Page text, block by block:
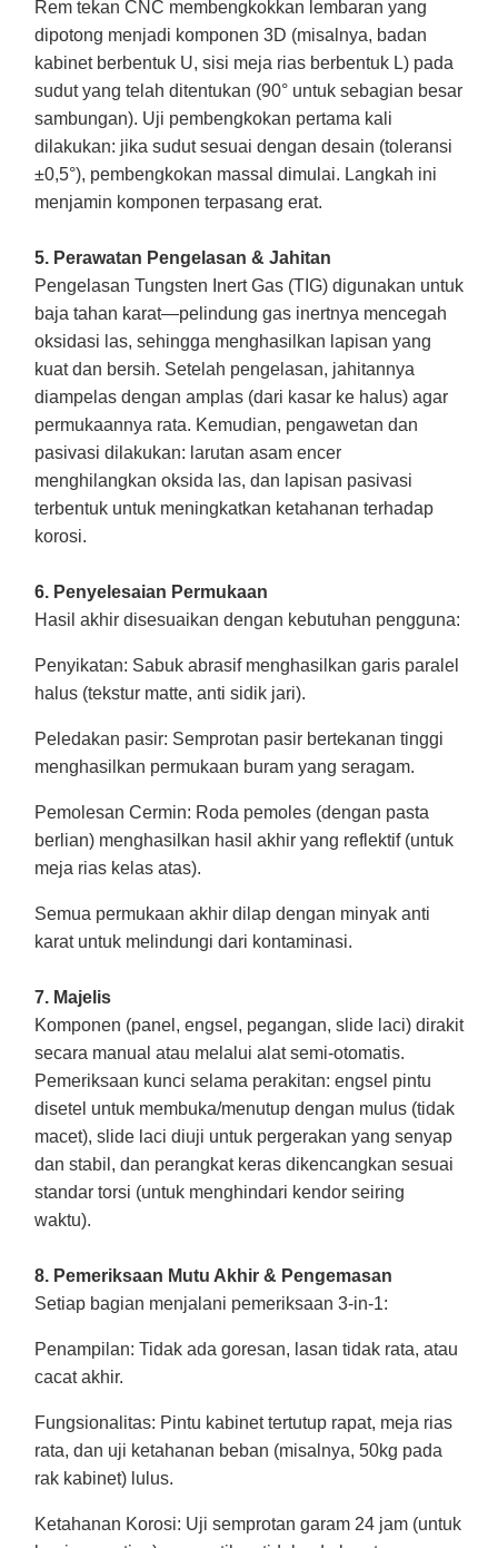
Rem tekan CNC membengkokkan lembaran yang
dipotong menjadi komponen 3D (misalnya, badan
kabinet berbentuk U, sisi meja rias berbentuk L) pada
sudut yang telah ditentukan (90° untuk sebagian besar
sambungan). Uji pembengkokan pertama kali
dilakukan: jika sudut sesuai dengan desain (toleransi
±0,5°), pembengkokan massal dimulai. Langkah ini
menjamin komponen terpasang erat.
5. Perawatan Pengelasan & Jahitan
Pengelasan Tungsten Inert Gas (TIG) digunakan untuk
baja tahan karat—pelindung gas inertnya mencegah
oksidasi las, sehingga menghasilkan lapisan yang
kuat dan bersih. Setelah pengelasan, jahitannya
diampelas dengan amplas (dari kasar ke halus) agar
permukaannya rata. Kemudian, pengawetan dan
pasivasi dilakukan: larutan asam encer
menghilangkan oksida las, dan lapisan pasivasi
terbentuk untuk meningkatkan ketahanan terhadap
korosi.
6. Penyelesaian Permukaan
Hasil akhir disesuaikan dengan kebutuhan pengguna:
Penyikatan: Sabuk abrasif menghasilkan garis paralel
halus (tekstur matte, anti sidik jari).
Peledakan pasir: Semprotan pasir bertekanan tinggi
menghasilkan permukaan buram yang seragam.
Pemolesan Cermin: Roda pemoles (dengan pasta
berlian) menghasilkan hasil akhir yang reflektif (untuk
meja rias kelas atas).
Semua permukaan akhir dilap dengan minyak anti
karat untuk melindungi dari kontaminasi.
7. Majelis
Komponen (panel, engsel, pegangan, slide laci) dirakit
secara manual atau melalui alat semi-otomatis.
Pemeriksaan kunci selama perakitan: engsel pintu
disetel untuk membuka/menutup dengan mulus (tidak
macet), slide laci diuji untuk pergerakan yang senyap
dan stabil, dan perangkat keras dikencangkan sesuai
standar torsi (untuk menghindari kendor seiring
waktu).
8. Pemeriksaan Mutu Akhir & Pengemasan
Setiap bagian menjalani pemeriksaan 3-in-1:
Penampilan: Tidak ada goresan, lasan tidak rata, atau
cacat akhir.
Fungsionalitas: Pintu kabinet tertutup rapat, meja rias
rata, dan uji ketahanan beban (misalnya, 50kg pada
rak kabinet) lulus.
Ketahanan Korosi: Uji semprotan garam 24 jam (untuk